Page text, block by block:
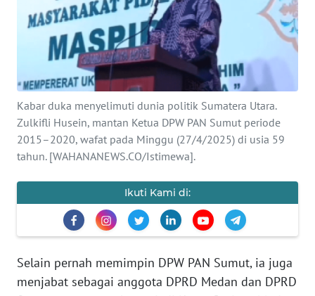
Kabar duka menyelimuti dunia politik Sumatera Utara.
Zulkifli Husein, mantan Ketua DPW PAN Sumut periode
2015–2020, wafat pada Minggu (27/4/2025) di usia 59
tahun. [WAHANANEWS.CO/Istimewa].
Ikuti Kami di:
Selain pernah memimpin DPW PAN Sumut, ia juga
menjabat sebagai anggota DPRD Medan dan DPRD
INTERNASIONAL
SERBA-SERBI
PENDIDIKAN
OLAHRAGA
EDITORIAL
Informasi
BERITA